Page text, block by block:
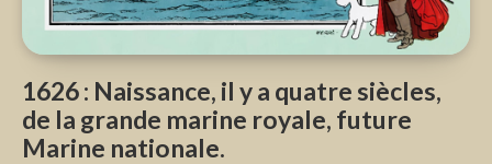
1626 : Naissance, il y a quatre siècles,
de la grande marine royale, future
Marine nationale.